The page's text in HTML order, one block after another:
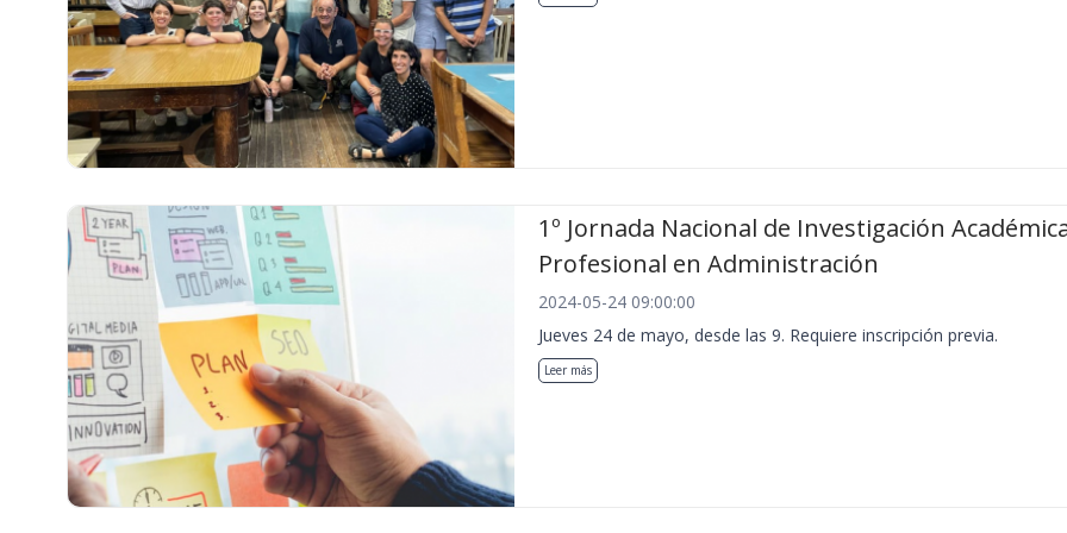
1º Jornada Nacional de Investigación
Profesional en Administración
2024-05-24 09:00:00
Jueves 24 de mayo, desde las 9. Requiere inscripción previa.
Leer más